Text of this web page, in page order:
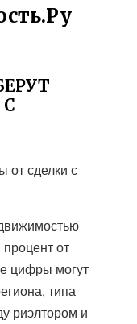
от сделки с
от
цифры могут
типа
риэлтором и